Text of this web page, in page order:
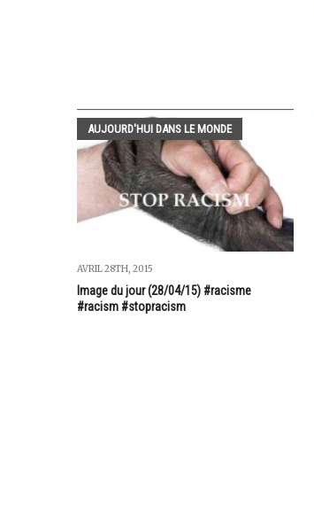
AUJOURD'HUI DANS LE MONDE
AVRIL 28TH, 2015
Image du jour (28/04/15) #racisme
#racism #stopracism